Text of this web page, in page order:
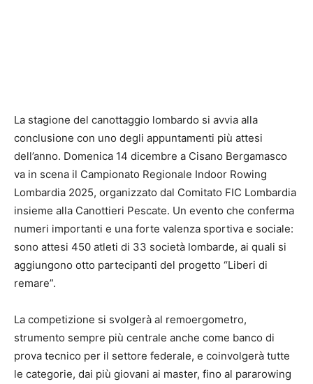
La stagione del canottaggio lombardo si avvia alla
conclusione con uno degli appuntamenti più attesi
dell’anno. Domenica 14 dicembre a Cisano Bergamasco
va in scena il Campionato Regionale Indoor Rowing
Lombardia 2025, organizzato dal Comitato FIC Lombardia
insieme alla Canottieri Pescate. Un evento che conferma
numeri importanti e una forte valenza sportiva e sociale:
sono attesi 450 atleti di 33 società lombarde, ai quali si
aggiungono otto partecipanti del progetto “Liberi di
remare”.
La competizione si svolgerà al remoergometro,
strumento sempre più centrale anche come banco di
prova tecnico per il settore federale, e coinvolgerà tutte
le categorie, dai più giovani ai master, fino al pararowing